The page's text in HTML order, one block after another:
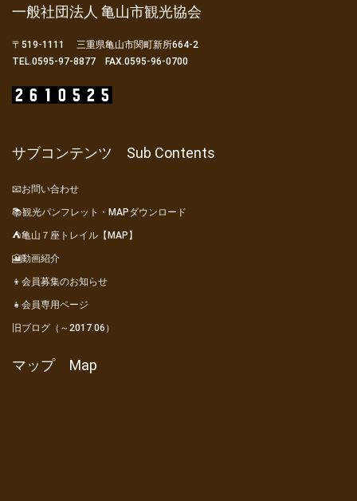
一般社団法人 亀山市観光協会
〒519-1111 三重県亀山市関町新所664-2
TEL.0595-97-8877 FAX.0595-96-0700
サブコンテンツ Sub Contents
📧お問い合わせ
📚観光パンフレット・MAPダウンロード
⛺亀山７座トレイル【MAP】
🎦動画紹介
👦会員募集のお知らせ
👧会員専用ページ
旧ブログ（～2017.06）
マップ Map